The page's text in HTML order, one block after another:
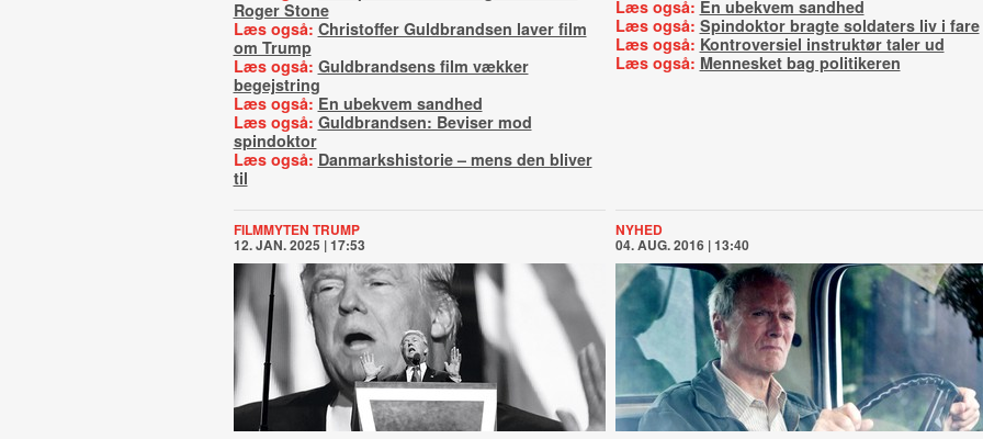
Roger Stone
Læs også: Christoffer Guldbrandsen laver film
om Trump
Læs også: Guldbrandsens film vækker
begejstring
Læs også: En ubekvem sandhed
Læs også: Guldbrandsen: Beviser mod
spindoktor
Læs også: Danmarkshistorie – mens den bliver
til
Læs også: En ubekvem sandhed
Læs også: Spindoktor bragte soldaters liv i fare
Læs også: Kontroversiel instruktør taler ud
Læs også: Mennesket bag politikeren
FILMMYTEN TRUMP
12. JAN. 2025 | 17:53
NYHED
04. AUG. 2016 | 13:40